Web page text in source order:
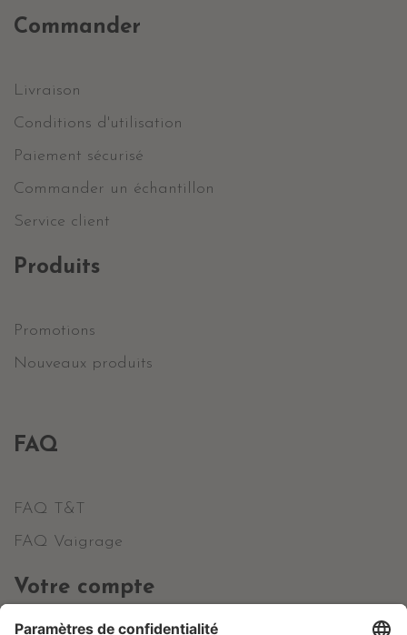
Commander
Livraison
Conditions d'utilisation
Paiement sécurisé
Commander un échantillon
Service client
Produits
Promotions
Nouveaux produits
FAQ
FAQ T&T
FAQ Vaigrage
Votre compte